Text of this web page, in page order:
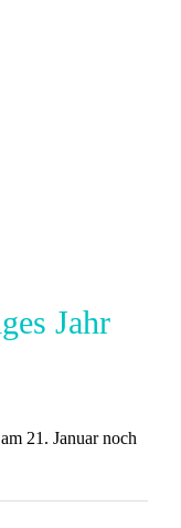
Jahr
21. Januar noch